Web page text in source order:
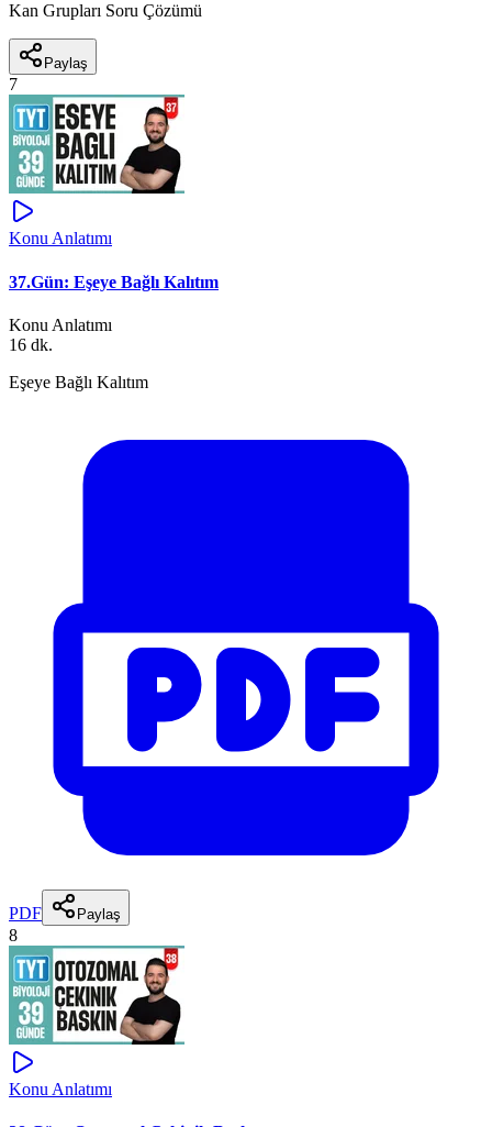
Kan Grupları Soru Çözümü
Paylaş
7
Konu Anlatımı
37.Gün: Eşeye Bağlı Kalıtım
Konu Anlatımı
16 dk.
Eşeye Bağlı Kalıtım
PDF Paylaş
8
Konu Anlatımı